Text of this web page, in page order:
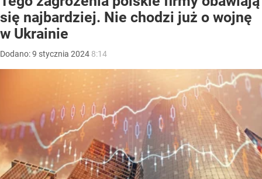
się najbardziej. Nie chodzi już o wojnę
w Ukrainie
Dodano:9 stycznia 2024 8:14